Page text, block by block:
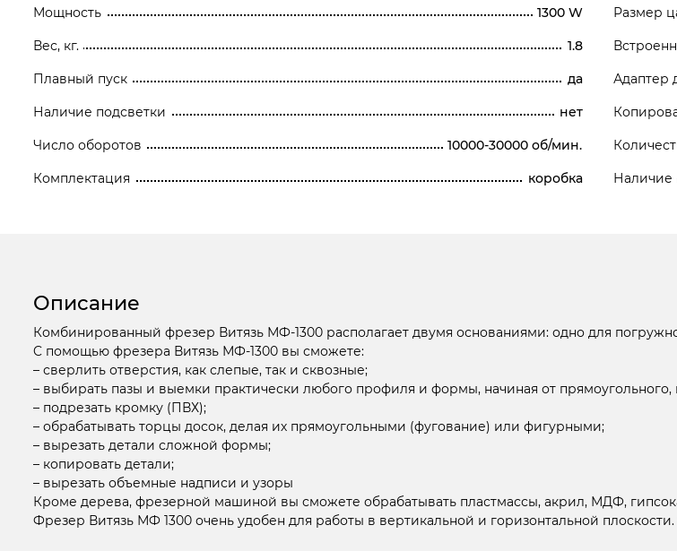
Мощность 1300 W
Вес, кг. 1.8
Плавный пуск да
Наличие подсветки нет
Число оборотов 10000-30000 об/мин.
Комплектация коробка
Размер
Адаптер
Наличие
Описание
Комбинированный фрезер Витязь МФ-1300 располагает двумя основаниями: одно для
C помощью фрезера Витязь МФ-1300 вы сможете:
– сверлить отверстия, как слепые, так и сквозные;
– выбирать пазы и выемки практически любого профиля и формы, начиная от
– подрезать кромку (ПВХ);
– обрабатывать торцы досок, делая их прямоугольными (фугование) или фигурными;
– вырезать детали сложной формы;
– копировать детали;
– вырезать объемные надписи и узоры
Кроме дерева, фрезерной машиной вы сможете обрабатывать пластмассы, акрил, МДФ,
Фрезер Витязь МФ 1300 очень удобен для работы в вертикальной и горизонтальной